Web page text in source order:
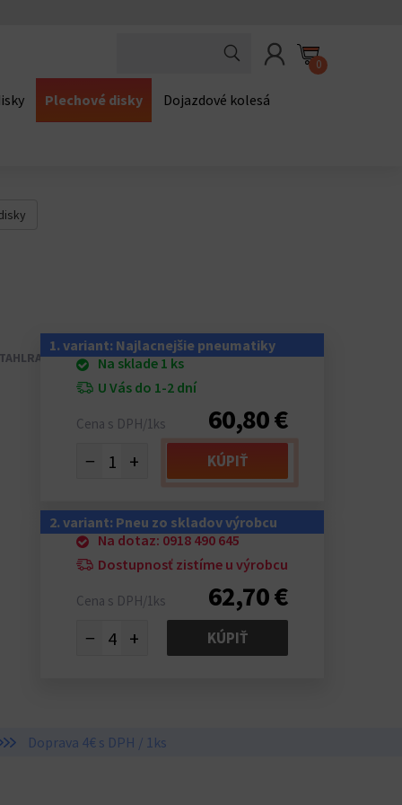
0
Plechové disky Dojazdové kolesá
. MADE IN SWITZERLAND.
1. variant: Najlacnejšie pneumatiky
Na sklade 1 ks
U Vás do 1-2 dní
Cena s DPH/1ks 60,80 €
− + KÚPIŤ
2. variant: Pneu zo skladov výrobcu
Na dotaz: 0918 490 645
Dostupnosť zistíme u výrobcu
Cena s DPH/1ks 62,70 €
− + KÚPIŤ
Doprava 4€ s DPH / 1ks